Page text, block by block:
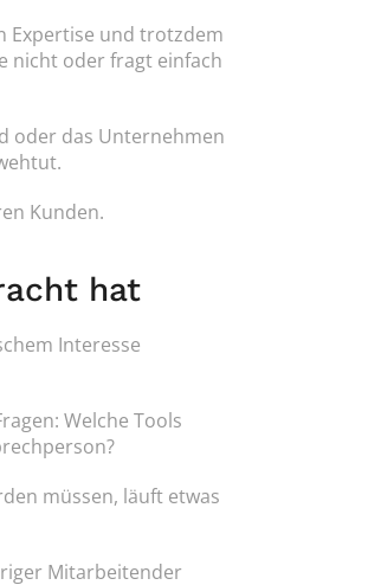
Expertise und trotzdem
nicht oder fragt einfach
oder das Unternehmen
Kunden.
hat
Interesse
Welche Tools
müssen, läuft etwas
Mitarbeitender